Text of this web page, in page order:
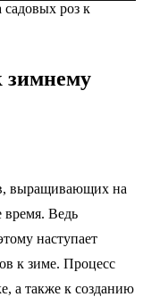
садовых роз к
зимнему
выращивающих на
время. Ведь
наступает
к зиме. Процесс
а также к созданию